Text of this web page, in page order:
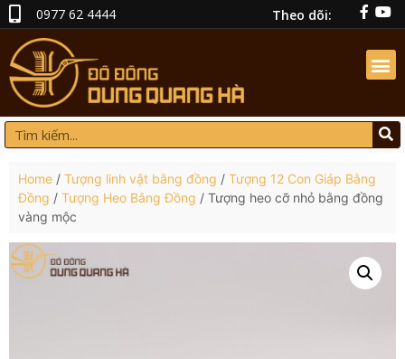
0977 62 4444 Theo dõi:
Home / Tượng linh vật bằng đồng / Tượng 12 Con Giáp Bằng
Đồng / Tượng Heo Bằng Đồng / Tượng heo cỡ nhỏ bằng đồng
vàng mộc